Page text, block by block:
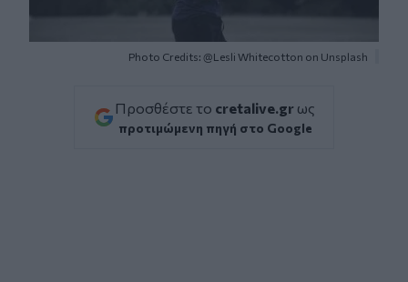
Photo Credits: @Lesli Whitecotton on Unsplash
Προσθέστε το cretalive.gr ως
προτιμώμενη πηγή στο Google